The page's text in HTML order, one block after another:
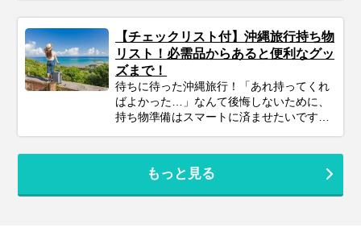
した石垣島の観光スポットを、目的別にご
紹介します。定番の絶景スポットから、最
新の話題の場所、知る人ぞ知る穴場まで、
あなたの「行ってみたい！」がきっと見つ
かるはず。次の石垣島旅行の計画に、ぜひ
お役立てください。
【チェックリスト付】沖縄旅行持ち物
リスト！必需品からあると便利なグッ
ズまで！
待ちに待った沖縄旅行！「あれ持ってくれ
ばよかった…」なんて後悔しないために、
持ち物準備はスマートに済ませたいですよ
旅行をスタートさせるための準備を始めま
しょう♪
もっと見る